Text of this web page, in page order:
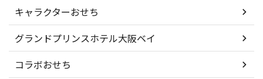
キャラクターおせち
グランドプリンスホテル大阪ベイ
コラボおせち